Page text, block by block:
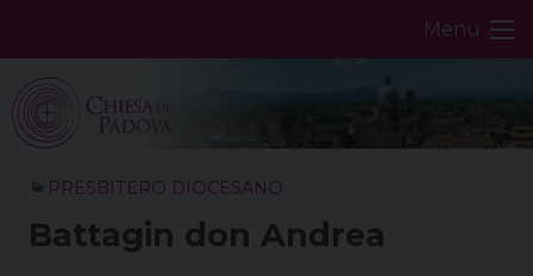
Menu
PRESBITERO DIOCESANO
Battagin don Andrea